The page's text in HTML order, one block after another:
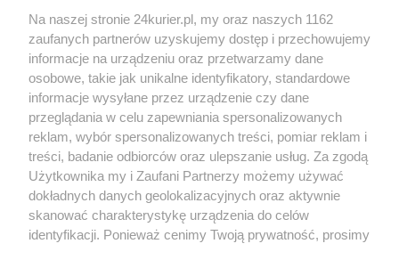
Siatkówka. Maja Koput nadal w Chemiku
Siatkówka. Dawid Michor już w Mogilnie
POGODA
19℃
Zobacz prognozę na 3 dni
Na naszej stronie 24kurier.pl, my oraz naszych 1162
zaufanych partnerów uzyskujemy dostęp i przechowujemy
informacje na urządzeniu oraz przetwarzamy dane
osobowe, takie jak unikalne identyfikatory, standardowe
informacje wysyłane przez urządzenie czy dane
przeglądania w celu zapewniania spersonalizowanych
reklam, wybór spersonalizowanych treści, pomiar reklam i
treści, badanie odbiorców oraz ulepszanie usług. Za zgodą
Użytkownika my i Zaufani Partnerzy możemy używać
dokładnych danych geolokalizacyjnych oraz aktywnie
skanować charakterystykę urządzenia do celów
identyfikacji. Ponieważ cenimy Twoją prywatność, prosimy